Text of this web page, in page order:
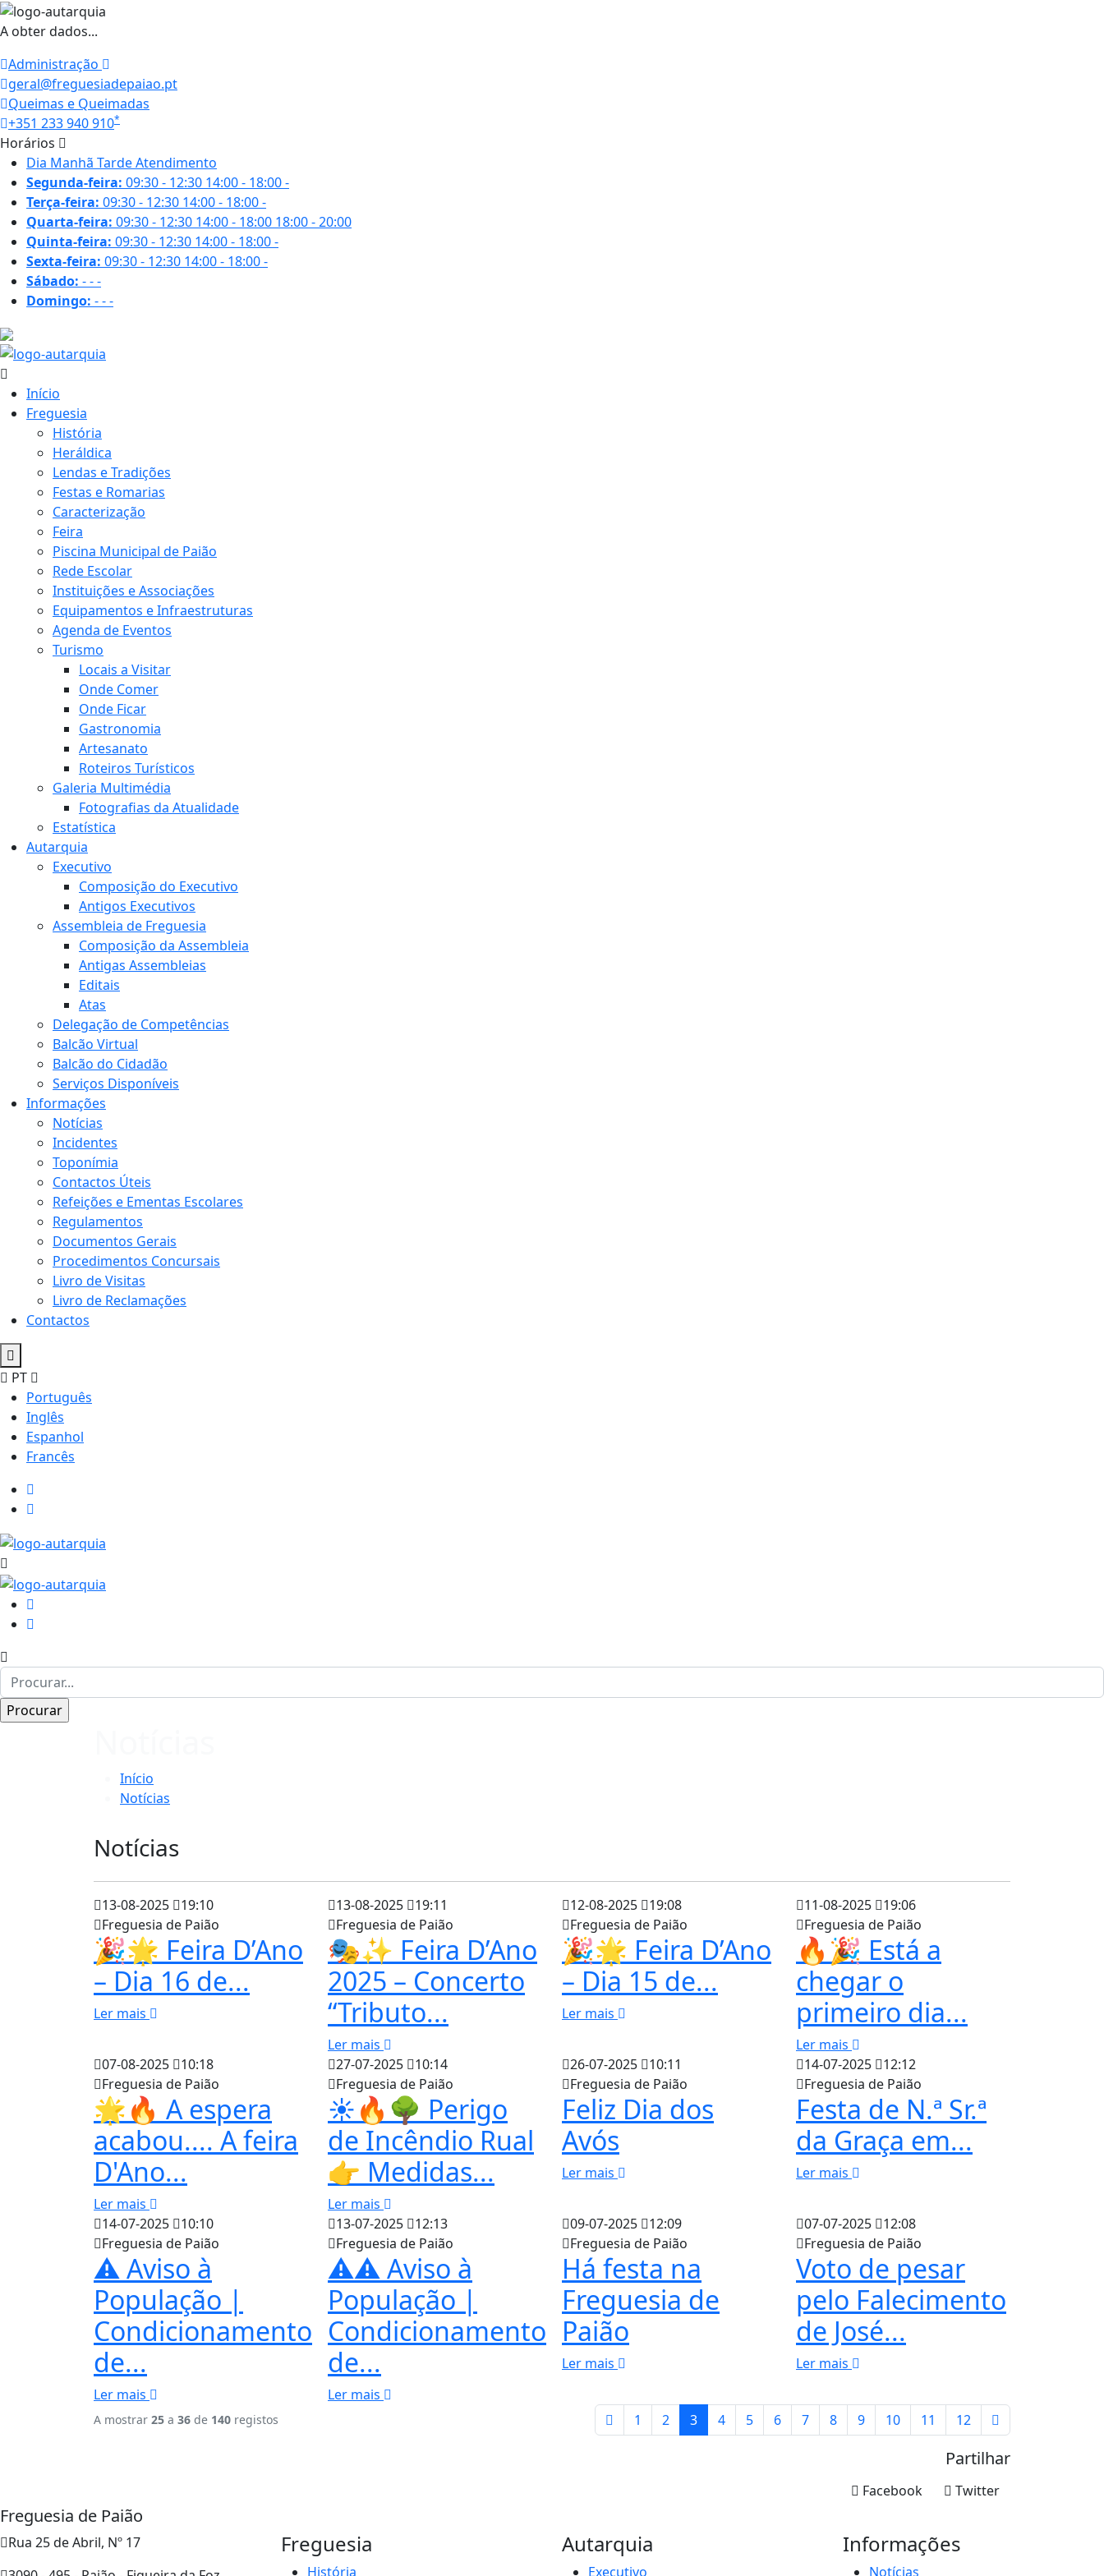
A obter dados...
Administração
geral@freguesiadepaiao.pt
Queimas e Queimadas
+351 233 940 910*
Horários
Dia Manhã TardeAtendimento
Segunda-feira: 09:30 - 12:30 14:00 - 18:00-
Terça-feira: 09:30 - 12:30 14:00 - 18:00-
Quarta-feira: 09:30 - 12:30 14:00 - 18:00 18:00 - 20:00
Quinta-feira: 09:30 - 12:30 14:00 - 18:00-
Sexta-feira: 09:30 - 12:30 14:00 - 18:00-
Sábado: ---
Domingo: ---
Início
Freguesia
História
Heráldica
Lendas e Tradições
Festas e Romarias
Caracterização
Feira
Piscina Municipal de Paião
Rede Escolar
Instituições e Associações
Equipamentos e Infraestruturas
Agenda de Eventos
Turismo
Locais a Visitar
Onde Comer
Onde Ficar
Gastronomia
Artesanato
Roteiros Turísticos
Galeria Multimédia
Fotografias da Atualidade
Estatística
Autarquia
Executivo
Composição do Executivo
Antigos Executivos
Assembleia de Freguesia
Composição da Assembleia
Antigas Assembleias
Editais
Atas
Delegação de Competências
Balcão Virtual
Balcão do Cidadão
Serviços Disponíveis
Informações
Notícias
Incidentes
Toponímia
Contactos Úteis
Refeições e Ementas Escolares
Regulamentos
Documentos Gerais
Procedimentos Concursais
Livro de Visitas
Livro de Reclamações
Contactos
PT
Português
Inglês
Espanhol
Francês
Início
Notícias
Notícias
13-08-2025
19:10
Freguesia de Paião
🎉🌟 Feira D’Ano
– Dia 16 de...
Ler mais
13-08-2025
19:11
Freguesia de Paião
🎭✨ Feira D’Ano
2025 – Concerto
“Tributo...
Ler mais
12-08-2025
19:08
Freguesia de Paião
🎉🌟 Feira D’Ano
– Dia 15 de...
Ler mais
11-08-2025
19:06
Freguesia de Paião
🔥🎉 Está a
chegar o
primeiro dia...
Ler mais
07-08-2025
10:18
Freguesia de Paião
🌟🔥 A espera
acabou.... A feira
D'Ano...
Ler mais
27-07-2025
10:14
Freguesia de Paião
☀️🔥🌳 Perigo
de Incêndio Rual
👉 Medidas...
Ler mais
26-07-2025
10:11
Freguesia de Paião
Feliz Dia dos
Avós
Ler mais
14-07-2025
12:12
Freguesia de Paião
Festa de N.ª Sr.ª
da Graça em...
Ler mais
14-07-2025
10:10
Freguesia de Paião
⚠️ Aviso à
População |
Condicionamento
de...
Ler mais
13-07-2025
12:13
Freguesia de Paião
⚠️⚠️ Aviso à
População |
Condicionamento
de...
Ler mais
09-07-2025
12:09
Freguesia de Paião
Há festa na
Freguesia de
Paião
Ler mais
07-07-2025
12:08
Freguesia de Paião
Voto de pesar
pelo Falecimento
de José...
Ler mais
A mostrar 25 a 36 de 140 registos 1 2 3 4 5 6 7 8 9 10 11 12
Partilhar
Twitter
Facebook
Freguesia de Paião
Rua 25 de Abril, Nº 17
Freguesia
História
Autarquia
Executivo
Informações
Notícias